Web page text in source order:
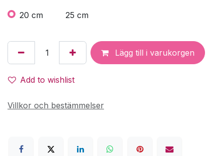
20 cm 25 cm
Lägg till i varukorgen
Add to wishlist
Villkor och bestämmelser